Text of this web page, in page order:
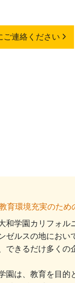
ご連絡ください
育環境充実のため
和学園カリフォル
ゼルスの地におい
できるだけ多くの
園は、教育を目的